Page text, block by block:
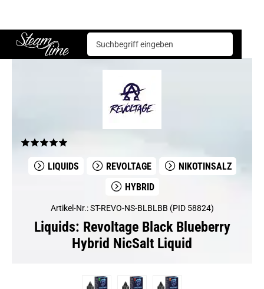
Steam time
Liquids Revoltage Revoltage Black Blueberry Hybrid NicSalt Liquid
LIQUIDS REVOLTAGE
NIKOTINSALZ
HYBRID
Artikel-Nr.: ST-REVO-NS-BLBLBB (PID 58824)
Liquids: Revoltage Black Blueberry
Hybrid NicSalt Liquid